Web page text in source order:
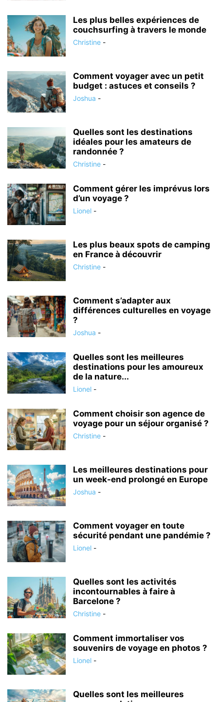
Les plus belles expériences de
couchsurfing à travers le monde
Christine -
Comment voyager avec un petit
budget : astuces et conseils ?
Joshua -
Quelles sont les destinations
idéales pour les amateurs de
randonnée ?
Christine -
Comment gérer les imprévus lors
d’un voyage ?
Lionel -
Les plus beaux spots de camping
en France à découvrir
Christine -
Comment s’adapter aux
différences culturelles en voyage
?
Joshua -
Quelles sont les meilleures
destinations pour les amoureux
de la nature...
Lionel -
Comment choisir son agence de
voyage pour un séjour organisé ?
Christine -
Les meilleures destinations pour
un week-end prolongé en Europe
Joshua -
Comment voyager en toute
sécurité pendant une pandémie ?
Lionel -
Quelles sont les activités
incontournables à faire à
Barcelone ?
Christine -
Comment immortaliser vos
souvenirs de voyage en photos ?
Lionel -
Quelles sont les meilleures